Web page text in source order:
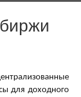
для доходного